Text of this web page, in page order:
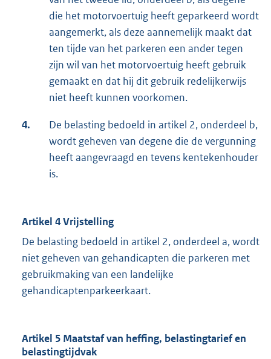
die het motorvoertuig heeft geparkeerd wordt
aangemerkt, als deze aannemelijk maakt dat
ten tijde van het parkeren een ander tegen
zijn wil van het motorvoertuig heeft gebruik
gemaakt en dat hij dit gebruik redelijkerwijs
niet heeft kunnen voorkomen.
4.
De belasting bedoeld in artikel 2, onderdeel b,
wordt geheven van degene die de vergunning
heeft aangevraagd en tevens kentekenhouder
is.
Artikel 4 Vrijstelling
De belasting bedoeld in artikel 2, onderdeel a, wordt
niet geheven van gehandicapten die parkeren met
gebruikmaking van een landelijke
gehandicaptenparkeerkaart.
Artikel 5 Maatstaf van heffing, belastingtarief en
belastingtijdvak